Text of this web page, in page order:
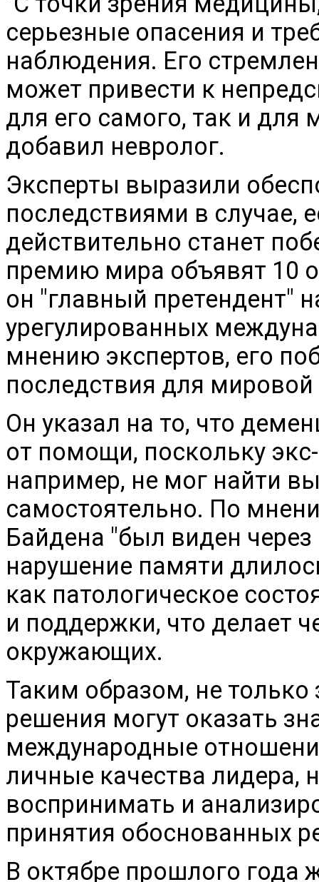
серьезные опасения и
наблюдения. Его
может привести к
для его самого, так и для
добавил невролог.
Эксперты выразили
последствиями в случае,
действительно станет
премию мира объявят 10
он "главный претендент"
урегулированных
мнению экспертов, его
последствия для
Он указал на то, что
от помощи, поскольку
например, не мог найти
самостоятельно. По
Байдена "был виден через
нарушение памяти
как патологическое
и поддержки, что делает
окружающих.
Таким образом, не только
решения могут оказать
международные
личные качества лидера,
воспринимать и
принятия обоснованных
В октябре прошлого года